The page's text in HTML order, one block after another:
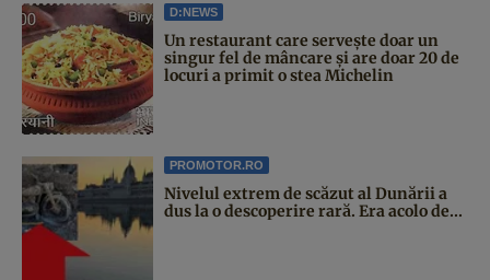
D:NEWS
Un restaurant care servește doar un
singur fel de mâncare și are doar 20 de
locuri a primit o stea Michelin
PROMOTOR.RO
Nivelul extrem de scăzut al Dunării a
dus la o descoperire rară. Era acolo de...